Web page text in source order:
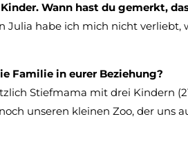
Wann hast du gemerkt,
habe ich mich nicht verliebt,
Familie in eurer Beziehung?
Stiefmama mit drei Kindern
unseren kleinen Zoo, der uns